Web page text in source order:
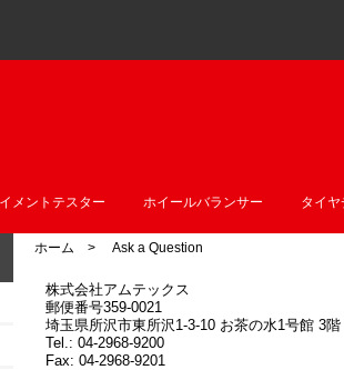
メントテスター ホイールバランサー タイ
ホーム > Ask a Question
株式会社アムテックス
郵便番号359-0021
埼玉県所沢市東所沢1-3-10 お茶の水1号館 3階
Tel.: 04-2968-9200
Fax: 04-2968-9201